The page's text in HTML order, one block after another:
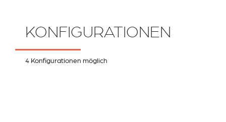
KONFIGURATIONEN
4 Konfigurationen möglich